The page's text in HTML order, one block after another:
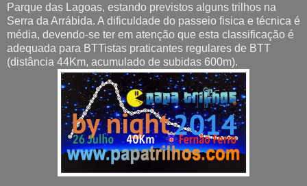
Parque das Lagoas, estando previstos alguns trilhos na
Serra da Arrábida. A dificuldade do passeio fisica e técnica é
média, devendo-se ter em atenção que esta classificação é
adequada para BTTistas praticantes regulares de BTT
(distância 44Km, acumulado de subidas 600m).